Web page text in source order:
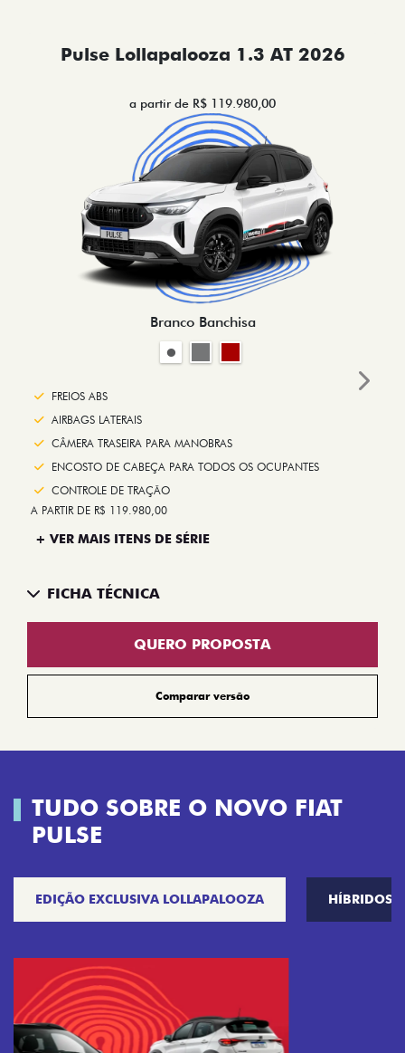
Pulse Lollapalooza 1.3 AT 2026
a partir de R$ 119.980,00
Branco Banchisa
FREIOS ABS
AIRBAGS LATERAIS
CÂMERA TRASEIRA PARA MANOBRAS
ENCOSTO DE CABEÇA PARA TODOS OS OCUPANTES
CONTROLE DE TRAÇÃO
A PARTIR DE R$ 119.980,00
+ VER MAIS ITENS DE SÉRIE
FICHA TÉCNICA
QUERO PROPOSTA
Comparar versão
Next
TUDO SOBRE O NOVO FIAT
PULSE
EDIÇÃO EXCLUSIVA LOLLAPALOOZA HÍBRIDOS